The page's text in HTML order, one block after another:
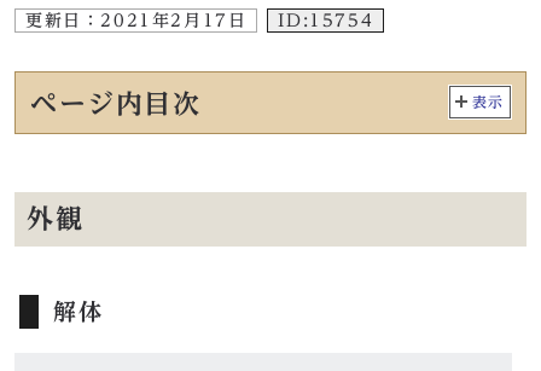
更新日： 2021年2月17日 ID:15754
ページ内目次 表示
外観
解体